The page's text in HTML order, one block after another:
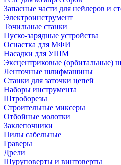
Запасные части для нейлеров и
Электроинструмент
Точильные станки
Пуско-зарядные устройства
Оснастка для МФИ
Насадки для УШМ
Эксцентриковые
Ленточные шлифмашины
Станки для заточки цепей
Наборы инструмента
Штроборезы
Строительные миксеры
Отбойные молотки
Заклепочники
Пилы сабельные
Граверы
Дрели
Шуруповерты и винтоверты